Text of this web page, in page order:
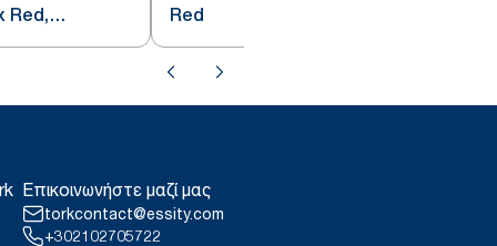
Red,
1/8
Red
Επικοινωνήστε μαζί μας
torkcontact@essity.com
+302102705722